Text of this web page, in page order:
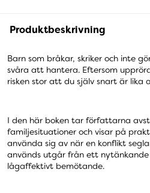
Produktbeskrivning
Barn som bråkar, skriker och inte
svåra att hantera. Eftersom
risken stor att du själv snart är lika
I den här boken tar författarna
familjesituationer och visar på
använda sig av när en konflikt
används utgår från ett
lågaffektivt bemötande.